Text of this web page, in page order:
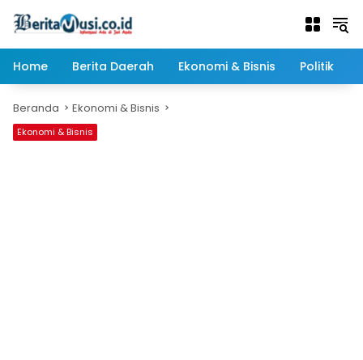
Home
Berita Daerah Ekonomi & Bisnis Politik
Beranda Ekonomi & Bisnis
Ekonomi & Bisnis